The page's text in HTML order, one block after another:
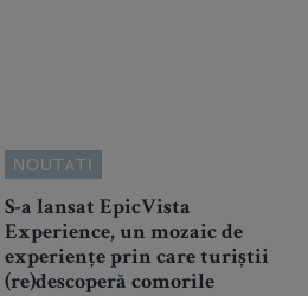
NOUTATI
S-a lansat EpicVista
Experience, un mozaic de
experiențe prin care turiștii
(re)descoperă comorile